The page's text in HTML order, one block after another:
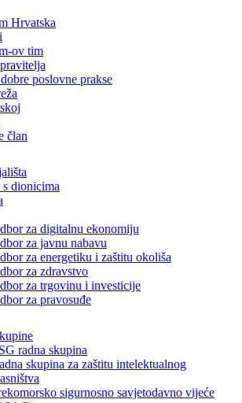
Hrvatska
ov tim
poslovne prakse
član
s dionicima
za digitalnu ekonomiju
za javnu nabavu
za energetiku i zaštitu okoliša
za zdravstvo
za trgovinu i investicije
za pravosuđe
radna skupina
skupina za zaštitu intelektualnog
sigurnosno savjetodavno vijeće